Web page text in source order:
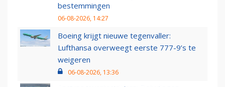
bestemmingen
06-08-2026, 14:27
Boeing krijgt nieuwe tegenvaller:
Lufthansa overweegt eerste 777-9’s te
weigeren
06-08-2026, 13:36